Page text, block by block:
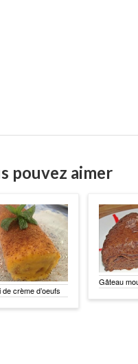
pouvez aimer
crème d’oeufs
Gâteau